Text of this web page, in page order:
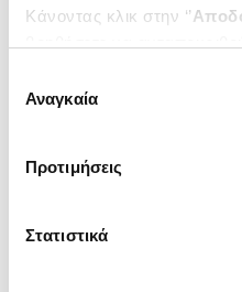
Κάνοντας κλικ στην ‘’
ενδιαφέρουν και να
συγκατάθεσης
Αναγκαία
Προτιμήσεις
Στατιστικά